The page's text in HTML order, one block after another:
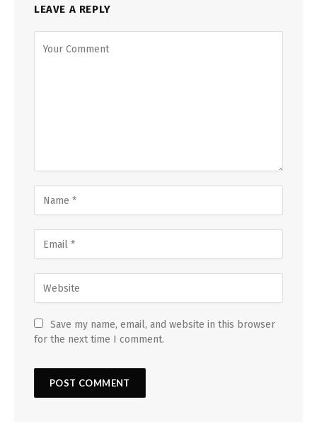
LEAVE A REPLY
Save my name, email, and website in this browser
for the next time I comment.